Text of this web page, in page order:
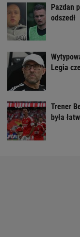
Pazdan
odszedł
Legia
Trener
była